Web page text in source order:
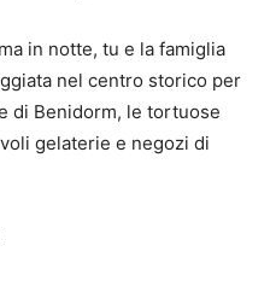
in notte, tu e la famiglia
nel centro storico per
di Benidorm, le tortuose
gelaterie e negozi di